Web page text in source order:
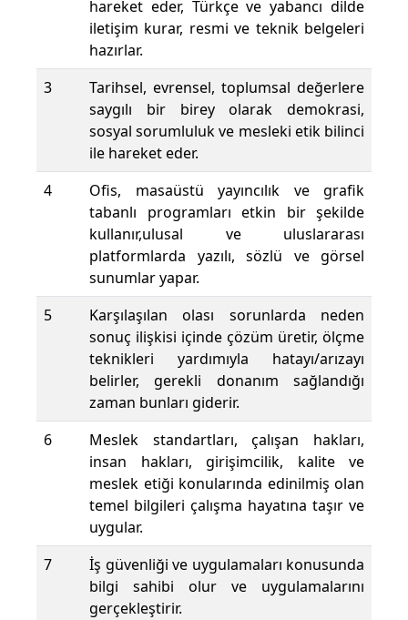
hareket eder, Türkçe ve yabancı dilde
iletişim kurar, resmi ve teknik belgeleri
hazırlar.
3
Tarihsel, evrensel, toplumsal değerlere
saygılı bir birey olarak demokrasi,
sosyal sorumluluk ve mesleki etik bilinci
ile hareket eder.
4
Ofis, masaüstü yayıncılık ve grafik
tabanlı programları etkin bir şekilde
kullanır,ulusal ve uluslararası
platformlarda yazılı, sözlü ve görsel
sunumlar yapar.
5
Karşılaşılan olası sorunlarda neden
sonuç ilişkisi içinde çözüm üretir, ölçme
teknikleri yardımıyla hatayı/arızayı
belirler, gerekli donanım sağlandığı
zaman bunları giderir.
6
Meslek standartları, çalışan hakları,
insan hakları, girişimcilik, kalite ve
meslek etiği konularında edinilmiş olan
temel bilgileri çalışma hayatına taşır ve
uygular.
7
İş güvenliği ve uygulamaları konusunda
bilgi sahibi olur ve uygulamalarını
gerçekleştirir.